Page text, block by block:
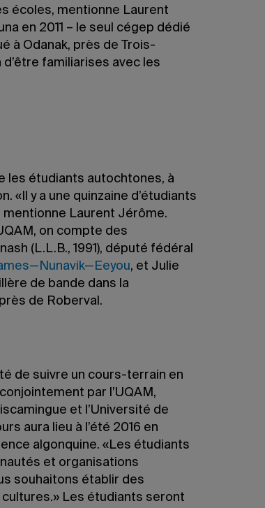
écoles, mentionne Laurent
en 2011 – le seul cégep dédié
à Odanak, près de Trois-
familiarises avec les
les étudiants autochtones, à
«Il y a une quinzaine d’étudiants
mentionne Laurent Jérôme.
on compte des
(L.L.B., 1991), député fédéral
, et Julie
de bande dans la
de Roberval.
de suivre un cours-terrain en
par l’UQAM,
et l’Université de
aura lieu à l’été 2016 en
algonquine. «Les étudiants
et organisations
souhaitons établir des
Les étudiants seront